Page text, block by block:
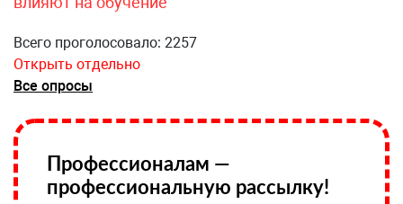
Всего проголосовало: 2257
Открыть отдельно
Все опросы
Профессионалам —
профессиональную рассылку!